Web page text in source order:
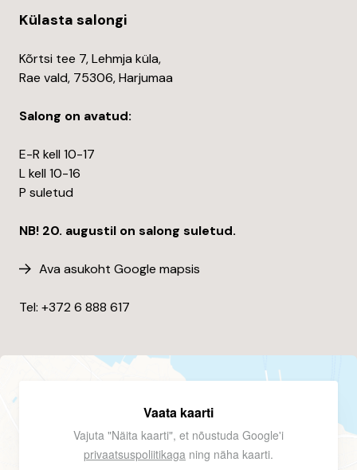
Külasta salongi
Kõrtsi tee 7, Lehmja küla,
Rae vald, 75306, Harjumaa
Salong on avatud:
E-R kell 10-17
L kell 10-16
P suletud
NB! 20. augustil on salong suletud.
Ava asukoht Google mapsis
Tel: +372 6 888 617
Vaata kaarti
Vajuta "Näita kaarti", et nõustuda Google'i
privaatsuspoliitikaga ning näha kaarti.